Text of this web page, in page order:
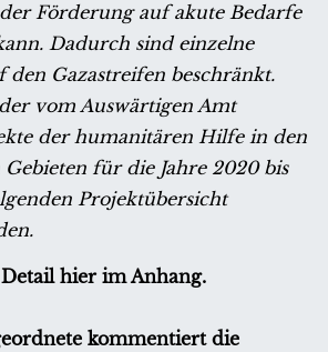
Förderung auf akute Bedarfe
Dadurch sind einzelne
Gazastreifen beschränkt.
vom Auswärtigen Amt
der humanitären Hilfe in den
Gebieten für die Jahre 2020 bis
Projektübersicht
hier im Anhang.
kommentiert die